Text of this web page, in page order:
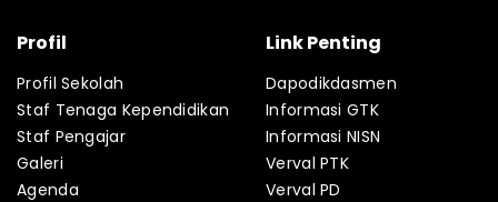
Profil
Profil Sekolah
Staf Tenaga Kependidikan
Staf Pengajar
Galeri
Agenda
Link Penting
Dapodikdasmen
Informasi GTK
Informasi NISN
Verval PTK
Verval PD